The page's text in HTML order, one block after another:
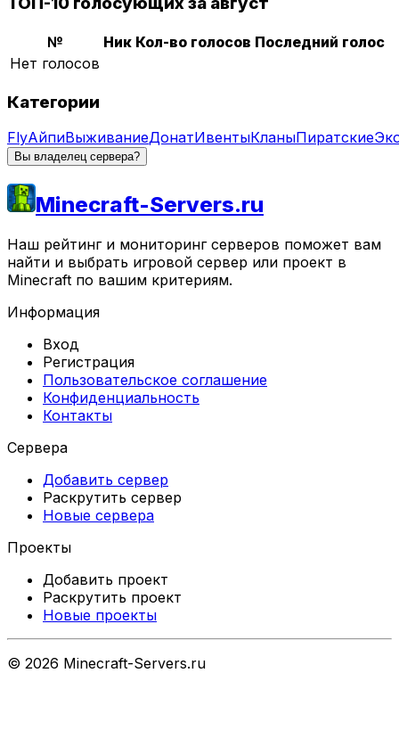
№ Ник Кол-во голосов Последний голос
Нет голосов
Категории
FlyАйпиВыживаниеДонатИвентыКланыПиратские
Вы владелец сервера?
Minecraft-Servers.ru
Наш рейтинг и мониторинг серверов поможет вам
найти и выбрать игровой сервер или проект в
Minecraft по вашим критериям.
Информация
Вход
Регистрация
Пользовательское соглашение
Конфиденциальность
Контакты
Сервера
Добавить сервер
Раскрутить сервер
Новые сервера
Проекты
Добавить проект
Раскрутить проект
Новые проекты
© 2026 Minecraft-Servers.ru